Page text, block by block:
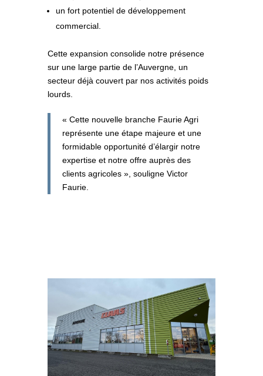
un fort potentiel de développement
commercial.
Cette expansion consolide notre présence
sur une large partie de l’Auvergne, un
secteur déjà couvert par nos activités poids
lourds.
« Cette nouvelle branche Faurie Agri
représente une étape majeure et une
formidable opportunité d’élargir notre
expertise et notre offre auprès des
clients agricoles », souligne Victor
Faurie.